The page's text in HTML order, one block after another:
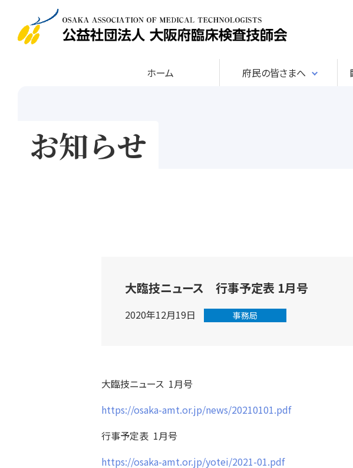
ホーム 府民の皆さまへ
お知らせ
大臨技ニュース 行事予定表 1月号
2020年12月19日 事務局
大臨技ニュース 1月号
https://osaka-amt.or.jp/news/20210101.pdf
行事予定表 1月号
https://osaka-amt.or.jp/yotei/2021-01.pdf